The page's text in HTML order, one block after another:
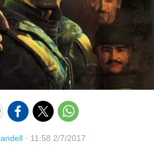
· 11:58 2/7/2017